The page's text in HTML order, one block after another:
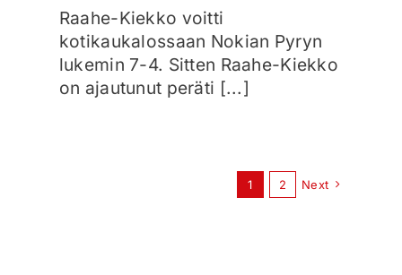
Raahe-Kiekko voitti
kotikaukalossaan Nokian Pyryn
lukemin 7-4. Sitten Raahe-Kiekko
on ajautunut peräti [...]
1 2 Next